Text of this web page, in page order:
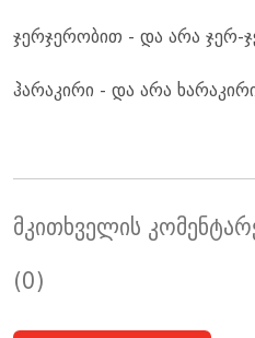
ჯერჯერობით - და არა ჯერ-
ჰარაკირი - და არა
მკითხველის
(0)